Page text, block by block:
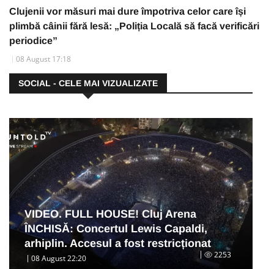
Clujenii vor măsuri mai dure împotriva celor care își
plimbă câinii fără lesă: „Poliția Locală să facă verificări
periodice”
08 August 17:18
SOCIAL - CELE MAI VIZUALIZATE
VIDEO. FULL HOUSE! Cluj Arena
ÎNCHISĂ: Concertul Lewis Capaldi,
arhiplin. Accesul a fost restricționat
08 August 22:20 2253